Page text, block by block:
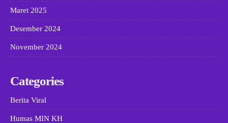
Maret 2025
Desember 2024
November 2024
Categories
Berita Viral
Humas MIN KH